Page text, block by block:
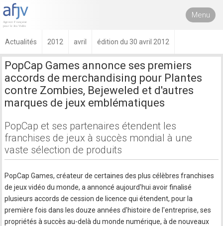
Menu
Actualités 2012 avril édition du 30 avril 2012
PopCap Games annonce ses premiers
accords de merchandising pour Plantes
contre Zombies, Bejeweled et d'autres
marques de jeux emblématiques
PopCap et ses partenaires étendent les
franchises de jeux à succès mondial à une
vaste sélection de produits
PopCap Games, créateur de certaines des plus célèbres franchises
de jeux vidéo du monde, a annoncé aujourd'hui avoir finalisé
plusieurs accords de cession de licence qui étendent, pour la
première fois dans les douze années d'histoire de l'entreprise, ses
propriétés à succès au-delà du monde numérique, à de nouveaux